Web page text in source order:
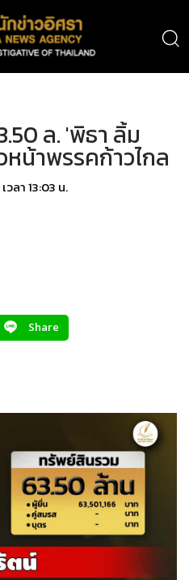
ล. 'พิธา ลิ้ม
น้าพรรคก้าวไกล
ลา 13:03 น.
Share